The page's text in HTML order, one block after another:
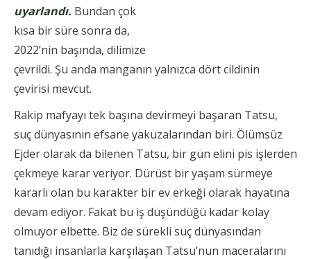
uyarlandı. Bundan çok
kısa bir süre sonra da,
2022’nin başında, dilimize
çevrildi. Şu anda manganın yalnızca dört cildinin
çevirisi mevcut.
Rakip mafyayı tek başına devirmeyi başaran Tatsu,
suç dünyasının efsane yakuzalarından biri. Ölümsüz
Ejder olarak da bilenen Tatsu, bir gün elini pis işlerden
çekmeye karar veriyor. Dürüst bir yaşam sürmeye
kararlı olan bu karakter bir ev erkeği olarak hayatına
devam ediyor. Fakat bu iş düşündüğü kadar kolay
olmuyor elbette. Biz de sürekli suç dünyasından
tanıdığı insanlarla karşılaşan Tatsu’nun maceralarını